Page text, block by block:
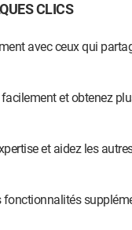
CLICS
avec ceux qui
et obtenez
et aidez les
fonctionnalités